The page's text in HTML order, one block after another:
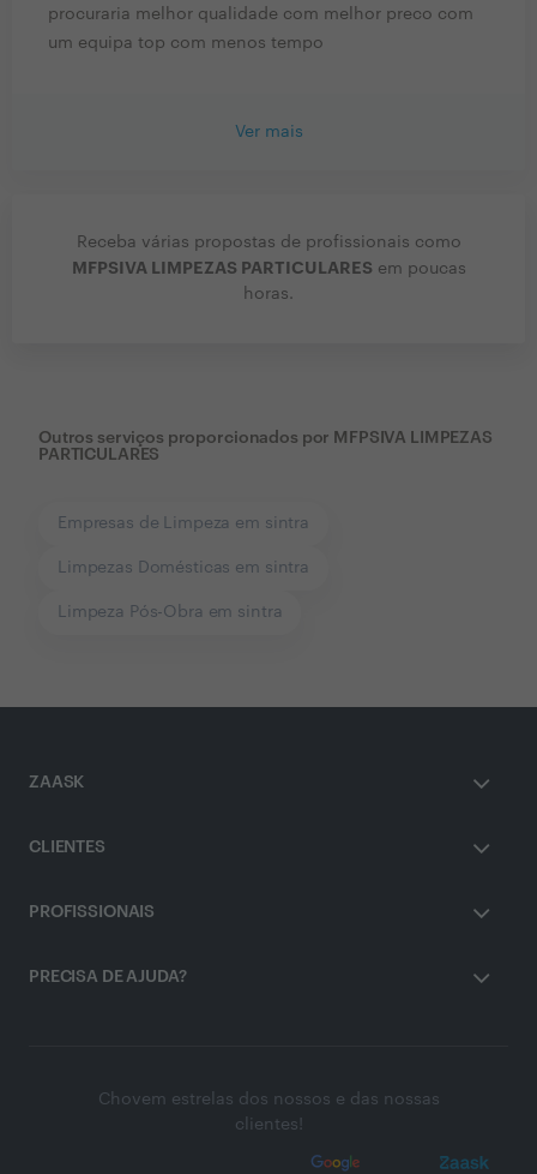
procuraria melhor qualidade com melhor preco com
um equipa top com menos tempo
Ver mais
Receba várias propostas de profissionais como
MFPSIVA LIMPEZAS PARTICULARES em poucas
horas.
Outros serviços proporcionados por MFPSIVA LIMPEZAS
PARTICULARES
Empresas de Limpeza em sintra
Limpezas Domésticas em sintra
Limpeza Pós-Obra em sintra
ZAASK
CLIENTES
PROFISSIONAIS
PRECISA DE AJUDA?
Chovem estrelas dos nossos e das nossas
clientes!